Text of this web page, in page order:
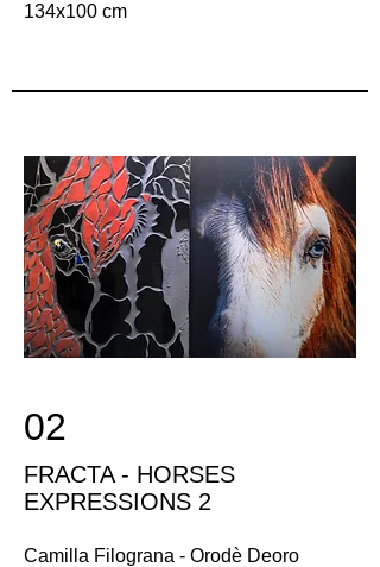
134x100 cm
02
FRACTA - HORSES
EXPRESSIONS 2
Camilla Filograna - Orodè Deoro